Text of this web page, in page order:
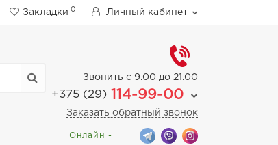
Закладки 0 Личный кабинет
Звонить с 9.00 до 21.00
+375 (29) 114-99-00
Заказать обратный звонок
Онлайн -